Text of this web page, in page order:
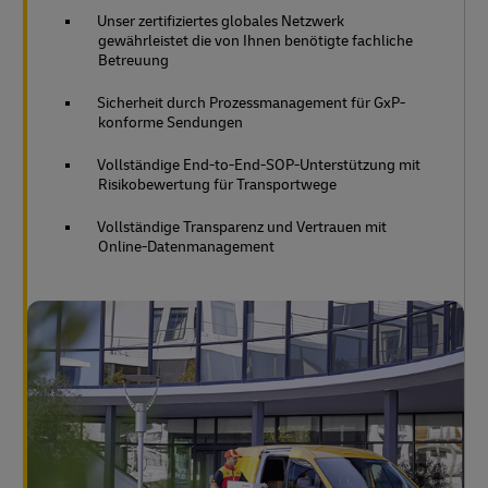
Unser zertifiziertes globales Netzwerk
gewährleistet die von Ihnen benötigte fachliche
Betreuung
Sicherheit durch Prozessmanagement für GxP-
konforme Sendungen
Vollständige End-to-End-SOP-Unterstützung mit
Risikobewertung für Transportwege
Vollständige Transparenz und Vertrauen mit
Online-Datenmanagement